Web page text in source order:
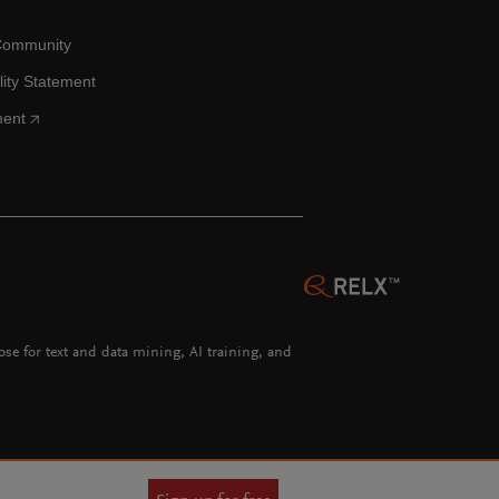
Statement
for text and data mining, AI training, and